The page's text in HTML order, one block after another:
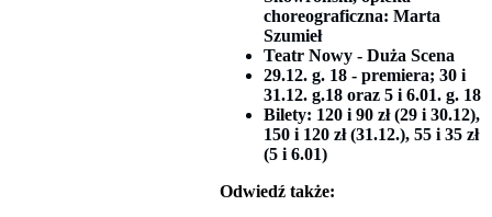
choreograficzna: Marta
Szumieł
Teatr Nowy - Duża Scena
29.12. g. 18 - premiera; 30 i
31.12. g.18 oraz 5 i 6.01. g. 18
Bilety: 120 i 90 zł (29 i 30.12),
150 i 120 zł (31.12.), 55 i 35 zł
(5 i 6.01)
Odwiedź także: